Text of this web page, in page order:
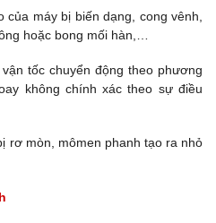
máy bị biến dạng, cong vênh,
hoặc bong mối hàn,…
tốc chuyển động theo phương
không chính xác theo sự điều
rơ mòn, mômen phanh tạo ra nhỏ